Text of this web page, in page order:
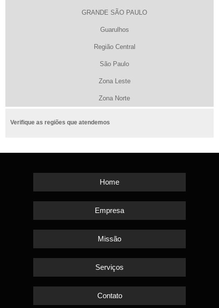
GRANDE SÃO PAULO
Guarulhos
Região Central
São Paulo
Zona Leste
Zona Norte
Verifique as regiões que atendemos
Home
Empresa
Missão
Serviços
Contato